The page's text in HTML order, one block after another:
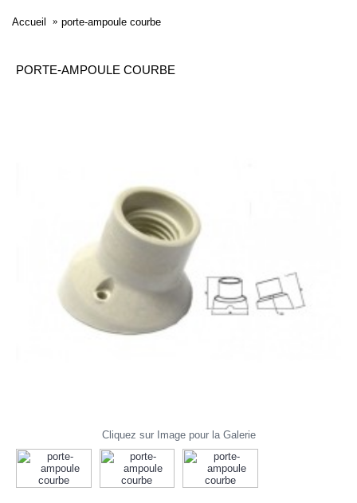
Accueil porte-ampoule courbe
PORTE-AMPOULE COURBE
Cliquez sur Image pour la Galerie